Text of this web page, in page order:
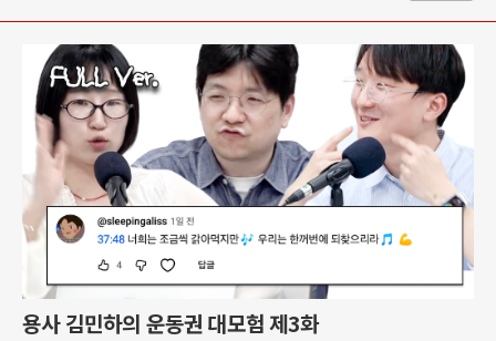
용사 김민하의 운동권 대모험 제3화